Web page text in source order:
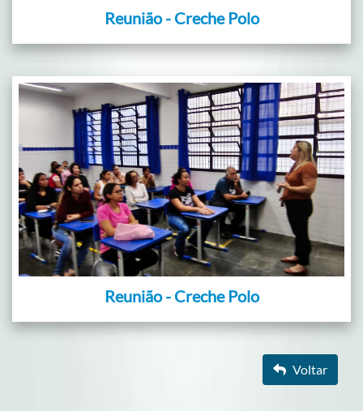
Reunião - Creche Polo
Reunião - Creche Polo
Voltar